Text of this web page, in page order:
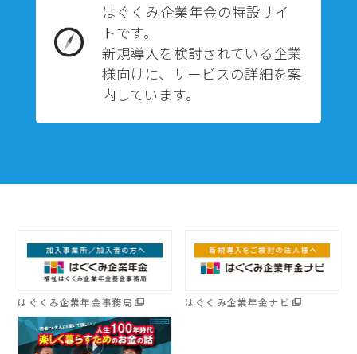
はぐくみ企業年金の特設サイ
トです。
新規導入を検討されている企業
様向けに、サービスの詳細を案
内しています。
はぐくみ企業年金事務局 はぐくみ企業年金ナビ